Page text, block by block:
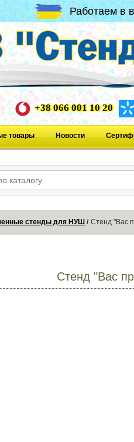
Работаем в
+38 066 001 10 20
товары Новости
стенды для НУШ Стенд "Вас
Стенд "Вас